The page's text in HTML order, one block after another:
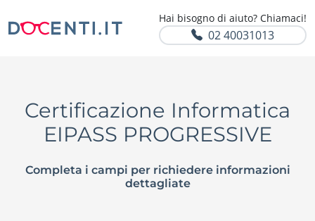
Hai bisogno di aiuto? Chiamaci!
02 40031013
Certificazione Informatica
EIPASS PROGRESSIVE
Completa i campi per richiedere informazioni
dettagliate